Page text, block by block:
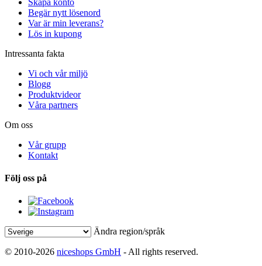
Begär nytt lösenord
Var är min leverans?
Lös in kupong
Intressanta fakta
Vi och vår miljö
Blogg
Produktvideor
Våra partners
Om oss
Vår grupp
Kontakt
Följ oss på
Ändra region/språk
© 2010-2026 niceshops GmbH - All rights reserved.